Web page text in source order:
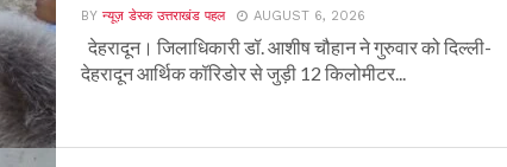
BYन्यूज़ डेस्क उत्तराखंड पहल AUGUST 6, 2026
देहरादून। जिलाधिकारी डॉ. आशीष चौहान ने गुरुवार को दिल्ली-
देहरादून आर्थिक कॉरिडोर से जुड़ी 12 किलोमीटर...